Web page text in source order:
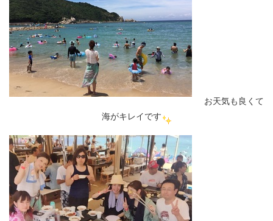
お天気も良くて
海がキレイです